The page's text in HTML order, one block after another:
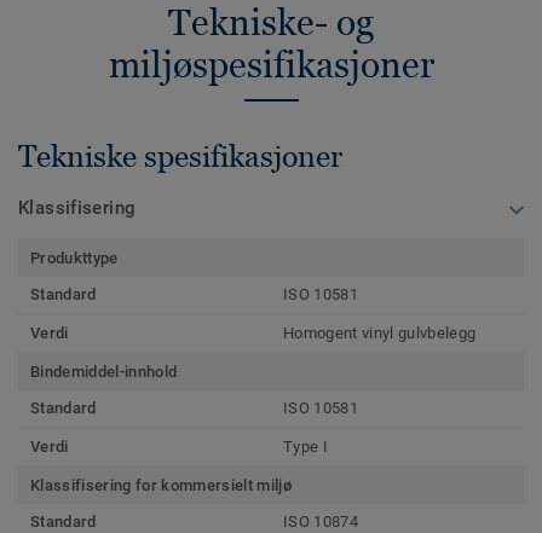
Tekniske- og
miljøspesifikasjoner
Tekniske spesifikasjoner
Klassifisering
Produkttype
Standard
ISO 10581
Verdi Homogent vinyl gulvbelegg
Bindemiddel-innhold
Standard
ISO 10581
Verdi Type I
Klassifisering for kommersielt miljø
Standard
ISO 10874